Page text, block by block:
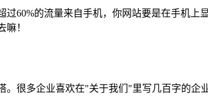
过60%的流量来自手机，你网站要是在手机
嘛！
。很多企业喜欢在"关于我们"里写几百字的